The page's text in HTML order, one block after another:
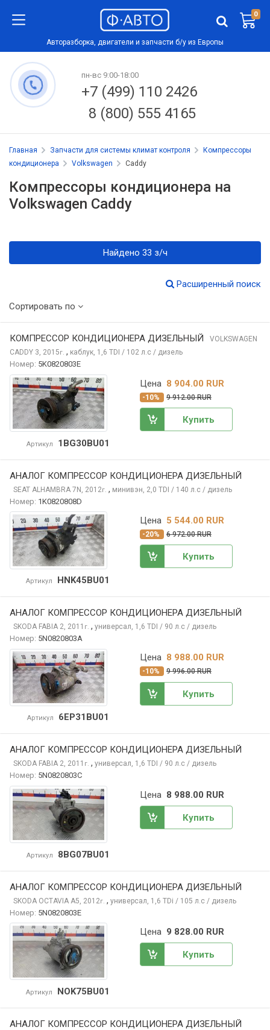
0
Авторазборка, двигатели и запчасти б/у из Европы
пн-вс 9:00-18:00
+7 (499) 110 2426
8 (800) 555 4165
Главная Запчасти для системы климат контроля
Компрессоры
кондиционера
Volkswagen Caddy
Компрессоры кондиционера на
Volkswagen Caddy
Найдено 33 з/ч
Расширенный поиск
Сортировать по
КОМПРЕССОР КОНДИЦИОНЕРА ДИЗЕЛЬНЫЙ
VOLKSWAGEN
CADDY 3, 2015г. , каблук, 1,6 TDI / 102 л.с / дизель
Номер: 5K0820803E
Артикул 1BG30BU01
Цена 8 904.00 RUR
-10% 9 912.00 RUR
Купить
АНАЛОГ КОМПРЕССОР КОНДИЦИОНЕРА ДИЗЕЛЬНЫЙ
SEAT ALHAMBRA 7N, 2012г. , минивэн, 2,0 TDI / 140 л.с / дизель
Номер: 1K0820808D
Артикул HNK45BU01
Цена 5 544.00 RUR
-20% 6 972.00 RUR
Купить
АНАЛОГ КОМПРЕССОР КОНДИЦИОНЕРА ДИЗЕЛЬНЫЙ
SKODA FABIA 2, 2011 г. , универсал, 1,6 TDI / 90 л.с / дизель
Номер: 5N0820803A
Артикул 6EP31BU01
Цена 8 988.00 RUR
-10% 9 996.00 RUR
Купить
АНАЛОГ КОМПРЕССОР КОНДИЦИОНЕРА ДИЗЕЛЬНЫЙ
SKODA FABIA 2, 2011 г. , универсал, 1,6 TDI / 90 л.с / дизель
Номер: 5N0820803C
Артикул 8BG07BU01
Цена 8 988.00 RUR
Купить
АНАЛОГ КОМПРЕССОР КОНДИЦИОНЕРА ДИЗЕЛЬНЫЙ
SKODA OCTAVIA A5, 2012г. , универсал, 1,6 TDi / 105 л.с / дизель
Номер: 5N0820803E
Артикул NOK75BU01
Цена 9 828.00 RUR
Купить
АНАЛОГ КОМПРЕССОР КОНДИЦИОНЕРА ДИЗЕЛЬНЫЙ